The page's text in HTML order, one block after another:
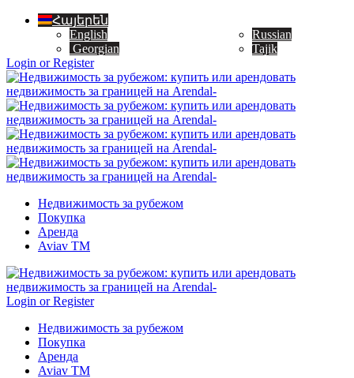
Հայերեն
English
Russian
Georgian
Tajik
Login or Register
Недвижимость за рубежом
Покупка
Аренда
Aviav TM
Login or Register
Недвижимость за рубежом
Покупка
Аренда
Aviav TM